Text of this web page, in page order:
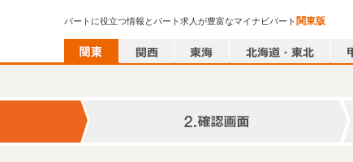
パートに役立つ情報とパート求人が豊富なマイナビパート 関東版